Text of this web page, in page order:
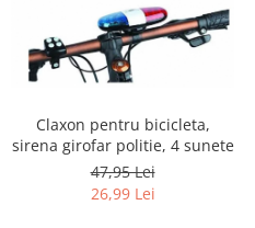
Claxon pentru bicicleta,
sirena girofar politie, 4 sunete
47,95 Lei
26,99 Lei